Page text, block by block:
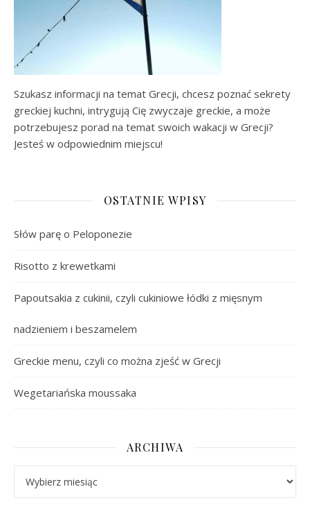
Szukasz informacji na temat Grecji, chcesz poznać sekrety
greckiej kuchni, intrygują Cię zwyczaje greckie, a może
potrzebujesz porad na temat swoich wakacji w Grecji?
Jesteś w odpowiednim miejscu!
OSTATNIE WPISY
Słów parę o Peloponezie
Risotto z krewetkami
Papoutsakia z cukinii, czyli cukiniowe łódki z mięsnym
nadzieniem i beszamelem
Greckie menu, czyli co można zjeść w Grecji
Wegetariańska moussaka
ARCHIWA